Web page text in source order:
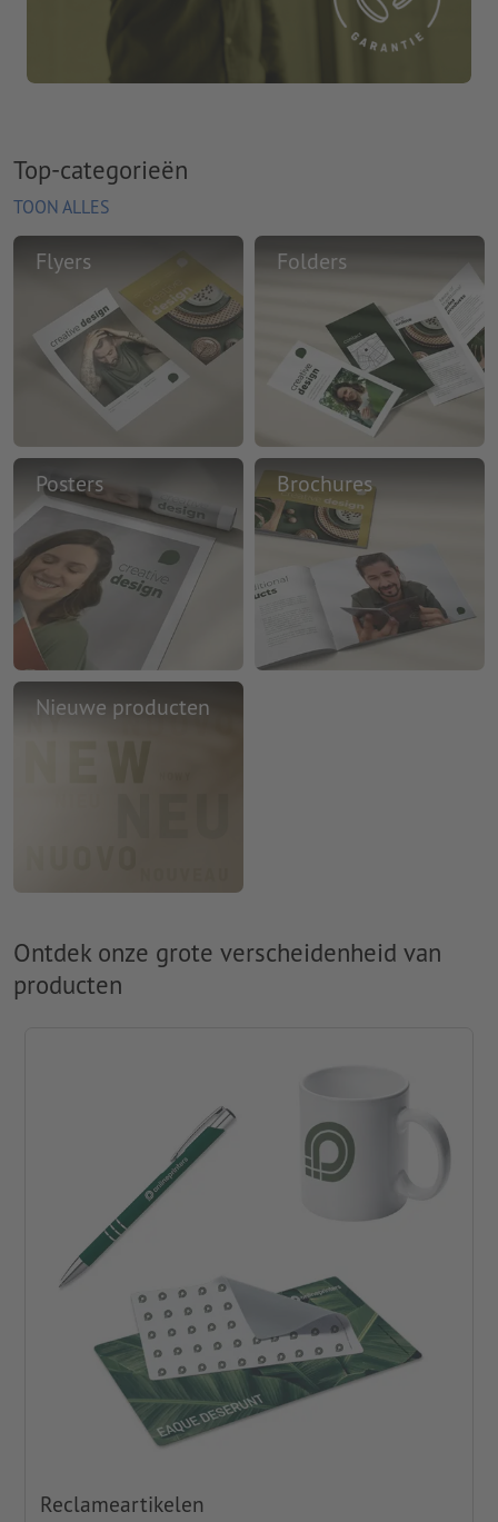
Top-categorieën
TOON ALLES
Flyers Folders
Posters Brochures
Nieuwe producten
Ontdek onze grote verscheidenheid van
producten
Reclameartikelen